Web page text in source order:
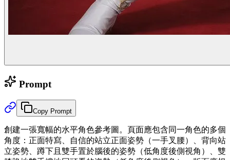
Prompt
Copy Prompt
創建一張寬幅的水平角色參考圖。頁面應包含同一角色的多個
角度：正面特寫、自信的站立正面姿勢（一手叉腰）、背向站
立姿勢、蹲下且雙手置於腦後的姿勢（低角度後側視角）、雙